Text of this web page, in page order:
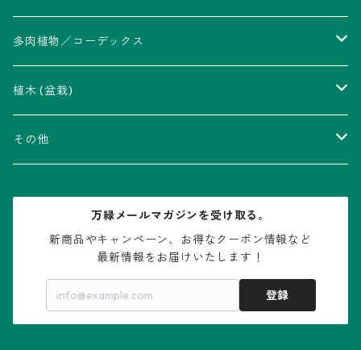
アストロフィツム属
瑠璃兜錦、兜丸錦
V-type兜
アリオカルプス属
ウィギンシア属
エキノケレウス属
エキノプシス属
多肉植物／コーデックス
アカベ属
アロエ属
コノフィツム属
センナ属
植木 (盆栽)
ムクロジ科：カエデ属
その他
水石・景石
万緑メールマガジンを受け取る。
新商品やキャンペーン、お得なクーポン情報など
最新情報をお届けいたします！
登録